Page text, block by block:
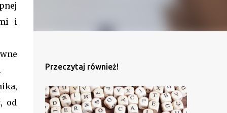
i
od
Przeczytaj również!